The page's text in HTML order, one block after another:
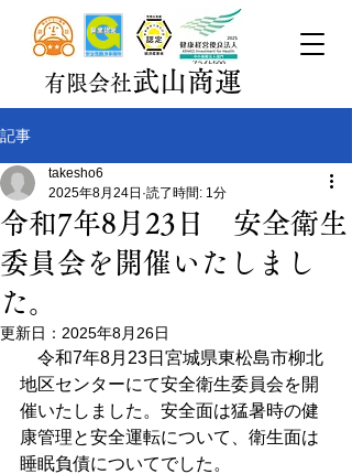
有限会社武山商運
記事
令和7年8月23日 安全衛生
委員会を開催いたしまし
た。
takesho6
2025年8月24日 読了時間: 1分
更新日： 2025年8月26日
令和7年8月23日宮城県東松島市柳北
地区センターにて安全衛生委員会を開
催いたしました。安全面は猛暑時の健
康管理と安全運転について、衛生面は
睡眠負債についてでした。